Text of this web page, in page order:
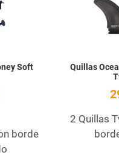
Quick View
Soft
borde
Quillas
2 Quillas